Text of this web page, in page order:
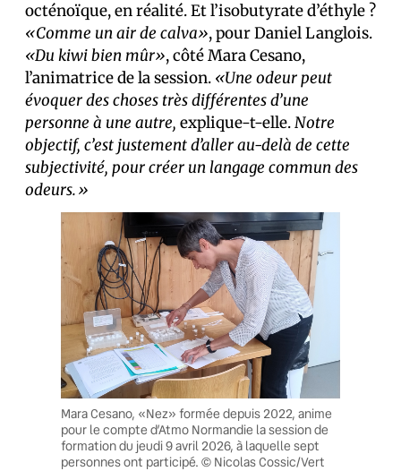
octénoïque, en réalité. Et l’isobutyrate d’éthyle ?
«Comme un air de calva», pour Daniel Langlois.
«Du kiwi bien mûr», côté Mara Cesano,
l’animatrice de la session. «Une odeur peut
évoquer des choses très différentes d’une
personne à une autre, explique-t-elle.Notre
objectif, c’est justement d’aller au-delà de cette
subjectivité, pour créer un langage commun des
odeurs.»
Mara Cesano, «Nez» formée depuis 2022, anime
pour le compte d’Atmo Normandie la session de
formation du jeudi 9 avril 2026, à laquelle sept
personnes ont participé. © Nicolas Cossic/Vert